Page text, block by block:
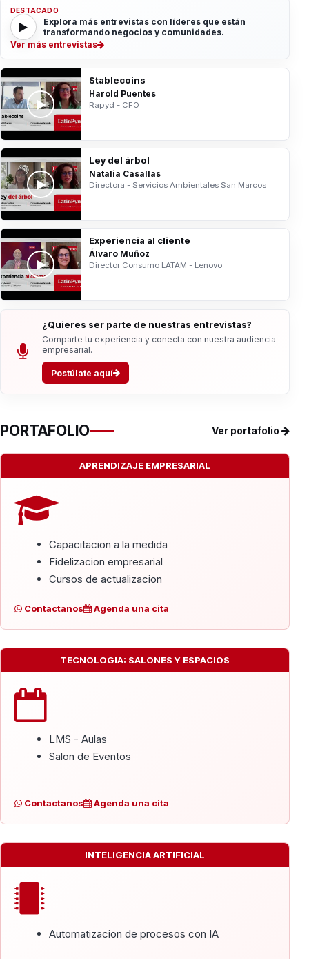
DESTACADO
Explora más entrevistas con líderes que están
transformando negocios y comunidades.
Ver más entrevistas
Stablecoins
Harold Puentes
Rapyd - CFO
Ley del árbol
Natalia Casallas
Directora - Servicios Ambientales San Marcos
Experiencia al cliente
Álvaro Muñoz
Director Consumo LATAM - Lenovo
¿Quieres ser parte de nuestras entrevistas?
Comparte tu experiencia y conecta con nuestra audiencia
empresarial.
Postúlate aquí
PORTAFOLIO Ver portafolio
APRENDIZAJE EMPRESARIAL
Capacitacion a la medida
Fidelizacion empresarial
Cursos de actualizacion
Contactanos Agenda una cita
TECNOLOGIA: SALONES Y ESPACIOS
LMS - Aulas
Salon de Eventos
Contactanos Agenda una cita
INTELIGENCIA ARTIFICIAL
Automatizacion de procesos con IA